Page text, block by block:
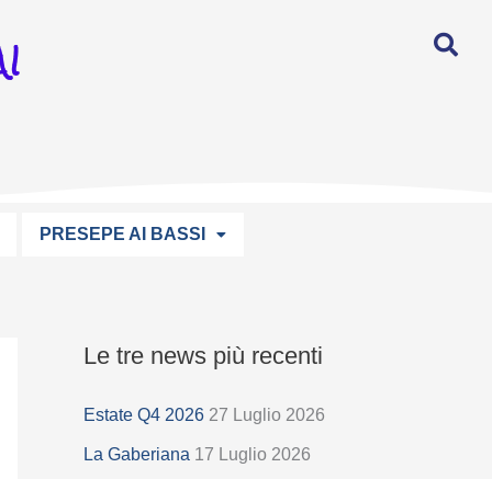
PRESEPE AI BASSI
Le tre news più recenti
Estate Q4 2026 27 Luglio 2026
La Gaberiana 17 Luglio 2026
S
l
e